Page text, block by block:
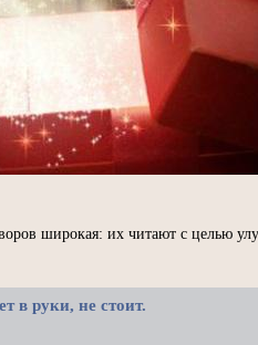
широкая: их читают с целью
в руки, не стоит.